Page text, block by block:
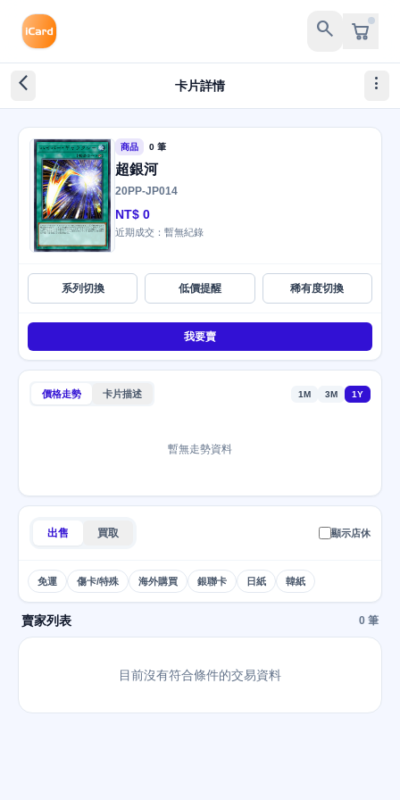
search
arrow_back_ios_new 卡片詳情 more_vert
商品 0 筆
超銀河
20PP-JP014
NT$ 0
近期成交：暫無紀錄
系列切換 低價提醒 稀有度切換
我要賣
價格走勢 卡片描述 1M 3M 1Y
暫無走勢資料
出售 買取 顯示店休
免運 傷卡/特殊 海外購買 銀聯卡 日紙 韓紙
賣家列表 0 筆
目前沒有符合條件的交易資料